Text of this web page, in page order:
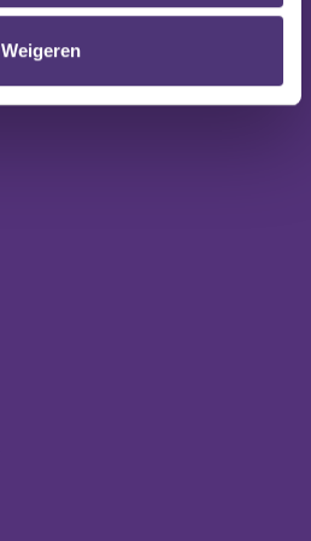
Weigeren